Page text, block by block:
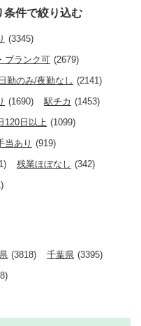
条件で絞り込む
(3345)
ブランク可 (2679)
日勤のみ/夜勤なし (2141)
(1690) 駅チカ (1453)
120日以上 (1099)
当あり (919)
残業ほぼなし (342)
(3818) 千葉県 (3395)